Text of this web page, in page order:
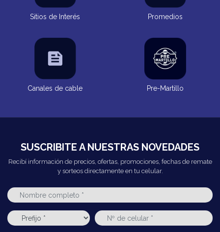
Sitios de Interés Promedios
Canales de cable Pre-Martillo
SUSCRIBITE A NUESTRAS NOVEDADES
Recibí información de precios, ofertas, promociones, fechas de remate
y sorteos directamente en tu celular.